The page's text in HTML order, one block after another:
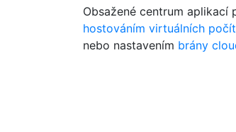
Obsažené centrum
hostováním virtuálních
nebo nastavením brány